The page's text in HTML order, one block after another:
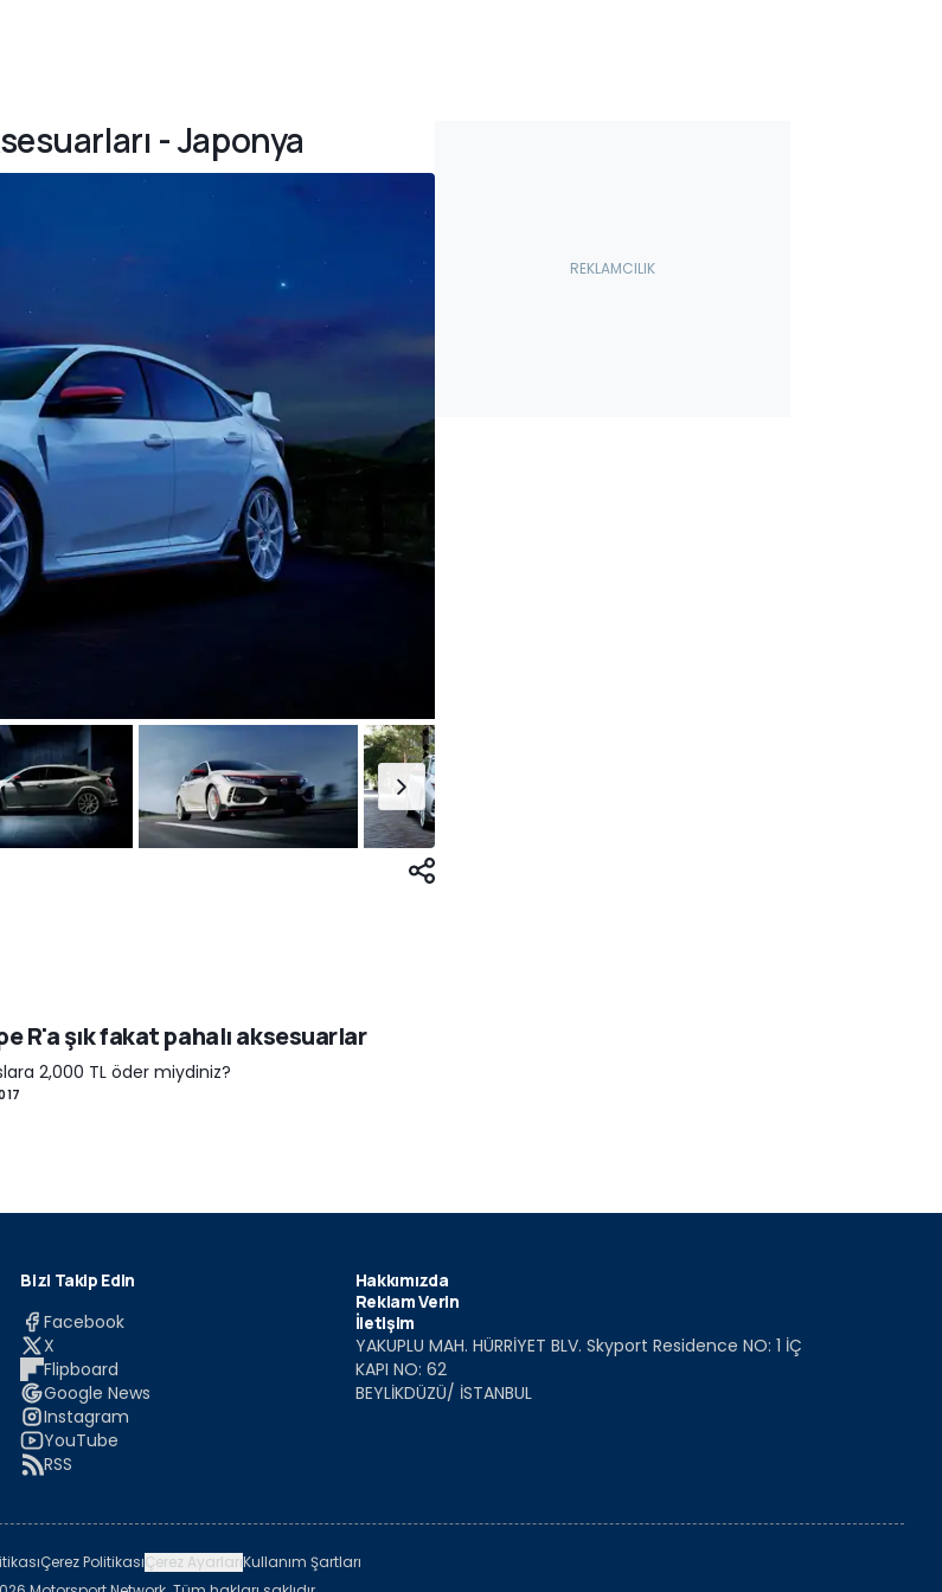
- Japonya
R'a şık fakat pahalı aksesuarlar
2,000 TL öder miydiniz?
Bizi Takip Edin
Facebook
X
Flipboard
Google News
Instagram
YouTube
RSS
Hakkımızda
Reklam Verin
İletişim
YAKUPLU MAH. HÜRRİYET BLV. Skyport Residence NO: 1 İÇ
KAPI NO: 62
BEYLİKDÜZÜ/ İSTANBUL
Çerez PolitikasıÇerez AyarlarıKullanım Şartları